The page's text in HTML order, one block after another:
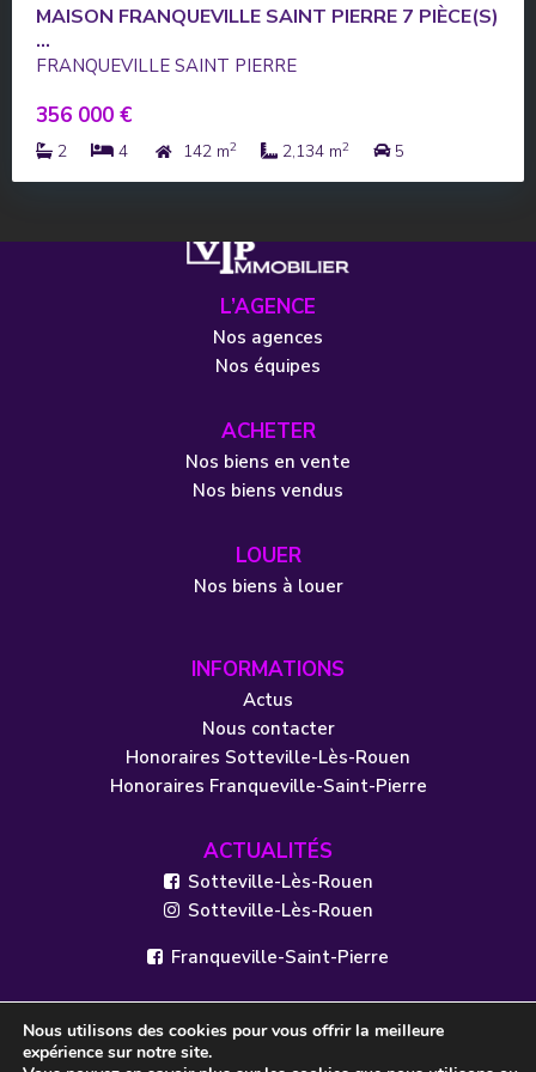
MAISON FRANQUEVILLE SAINT PIERRE 7 PIÈCE(S)
...
FRANQUEVILLE SAINT PIERRE
356 000 €
2 4 142 m2 2,134 m2 5
L’AGENCE
Nos agences
Nos équipes
ACHETER
Nos biens en vente
Nos biens vendus
LOUER
Nos biens à louer
INFORMATIONS
Actus
Nous contacter
Honoraires Sotteville-Lès-Rouen
Honoraires Franqueville-Saint-Pierre
ACTUALITÉS
Sotteville-Lès-Rouen
Sotteville-Lès-Rouen
Franqueville-Saint-Pierre
Nous utilisons des cookies pour vous offrir la meilleure
expérience sur notre site.